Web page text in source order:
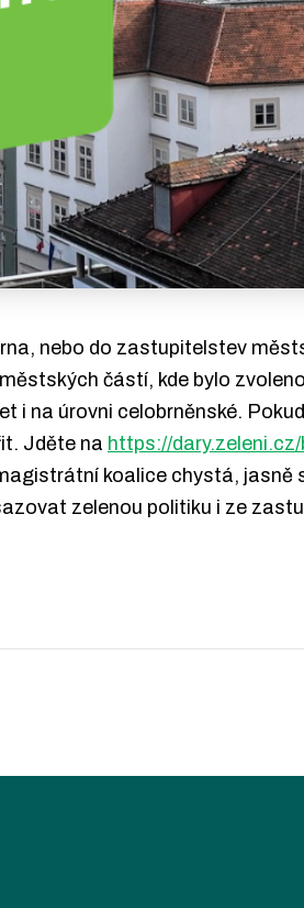
nebo do zastupitelstev
částí, kde bylo
i na úrovni celobrněnské.
Jděte na https://dary.zeleni.cz/
koalice chystá, jasně
zelenou politiku i ze